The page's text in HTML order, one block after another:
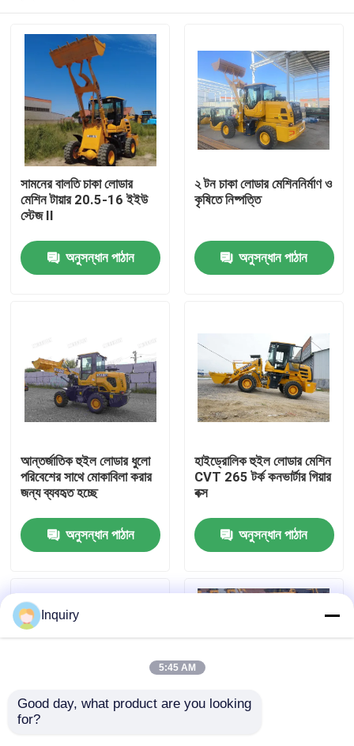
আমাদের সম্পর্কে
মান নিয়ন্ত্রণ
আমাদের সাথে যোগাযোগ করুন
উদ্ধৃতির জন্য আবেদন
সামনের বালতি চাকা লোডার
মেশিন টায়ার 20.5-16 ইইউ
স্টেজ II
অনুসন্ধান পাঠান
২ টন চাকা লোডার মেশিননির্মাণ ও
কৃষিতে নিষ্পত্তি
অনুসন্ধান পাঠান
আন্তর্জাতিক হুইল লোডার ধুলো
পরিবেশের সাথে মোকাবিলা করার
জন্য ব্যবহৃত হচ্ছে
অনুসন্ধান পাঠান
হাইড্রোলিক হুইল লোডার মেশিন
CVT 265 টর্ক কনভার্টার গিয়ার
বক্স
অনুসন্ধান পাঠান
Inquiry
5:45 AM
Good day, what product are you looking
for?